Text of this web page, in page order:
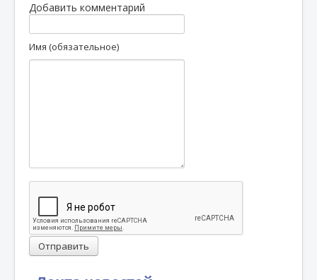
Добавить комментарий
Имя (обязательное)
Отправить